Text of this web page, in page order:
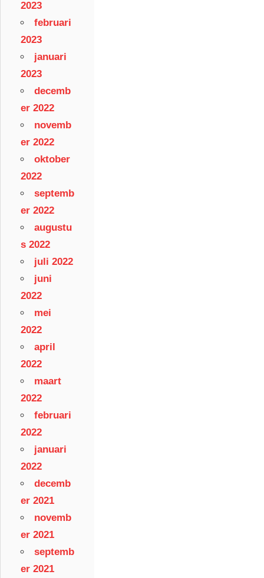
2023
februari
2023
januari
2023
decemb
er 2022
novemb
er 2022
oktober
2022
septemb
er 2022
augustu
s 2022
juli 2022
juni
2022
mei
2022
april
2022
maart
2022
februari
2022
januari
2022
decemb
er 2021
novemb
er 2021
septemb
er 2021